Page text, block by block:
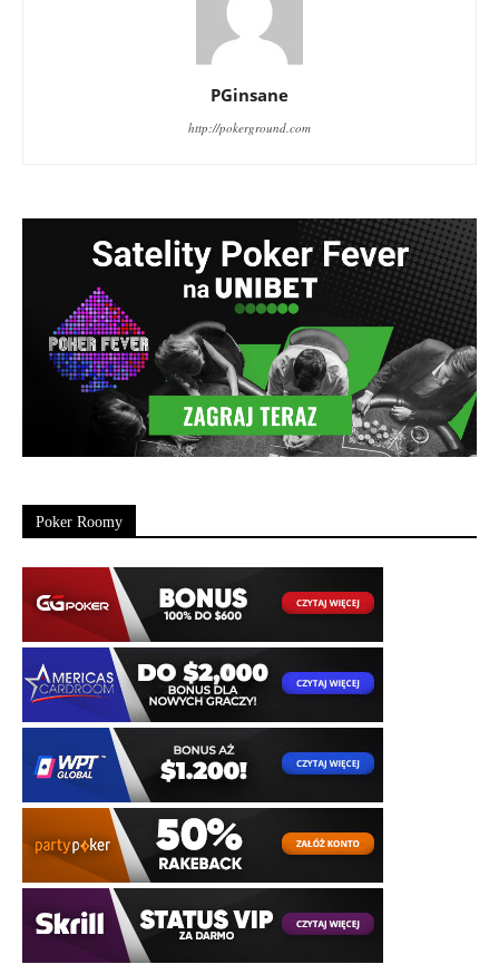
PGinsane
http://pokerground.com
Poker Roomy